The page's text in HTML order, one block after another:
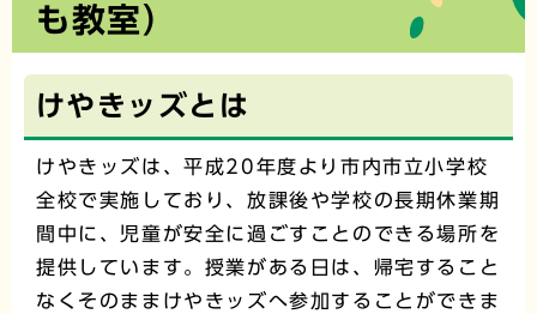
か
も教室）
けやきッズとは
けやきッズは、平成20年度より市内市立小学校
全校で実施しており、放課後や学校の長期休業期
間中に、児童が安全に過ごすことのできる場所を
提供しています。授業がある日は、帰宅すること
なくそのままけやきッズへ参加することができま